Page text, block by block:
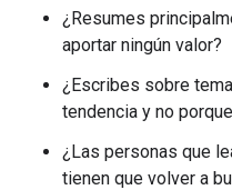
¿Resumes
aportar ningún valor?
¿Escribes sobre
tendencia y no
¿Las personas que
tienen que volver a